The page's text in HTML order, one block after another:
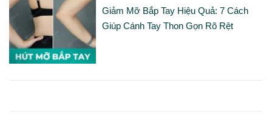
Giảm Mỡ Bắp Tay Hiệu Quả: 7 Cách
Giúp Cánh Tay Thon Gọn Rõ Rệt